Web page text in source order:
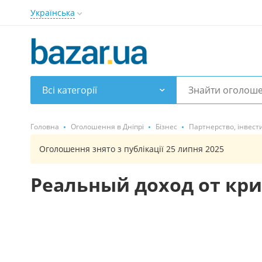
Українська
Всі категорії
Головна Оголошення в Дніпрі Бізнес Партнерство,
Оголошення знято з публікації 25 липня 2025
Реальный доход от